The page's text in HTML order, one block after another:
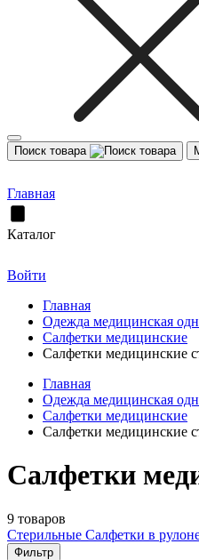
Поиск товара
Главная
Каталог
Войти
Главная
Одежда медицинская
Салфетки медицинские
Салфетки медицинские
Главная
Одежда медицинская
Салфетки медицинские
Салфетки медицинские
Салфетки
9 товаров
Стерильные Салфетки в
Фильтр